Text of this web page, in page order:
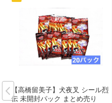
【高橋留美子】犬夜叉 シール烈
伝 未開封パック まとめ売り